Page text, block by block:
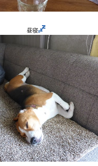
昼寝